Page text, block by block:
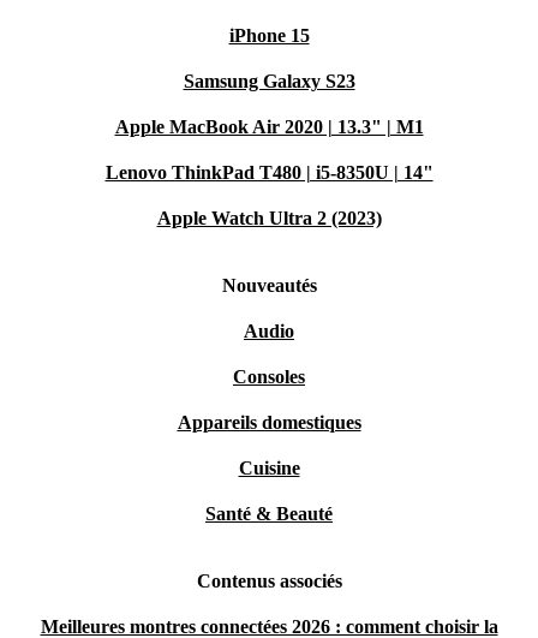
iPhone 15
Samsung Galaxy S23
Apple MacBook Air 2020 | 13.3" | M1
Lenovo ThinkPad T480 | i5-8350U | 14"
Apple Watch Ultra 2 (2023)
Nouveautés
Audio
Consoles
Appareils domestiques
Cuisine
Santé & Beauté
Contenus associés
Meilleures montres connectées 2026 : comment choisir la